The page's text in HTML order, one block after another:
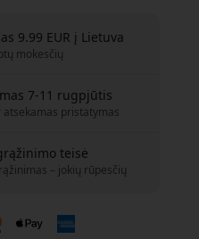
9.99 EUR į Lietuva
mokesčių
7-11 rugpjūtis
atsekamas pristatymas
teisė
– jokių rūpesčių